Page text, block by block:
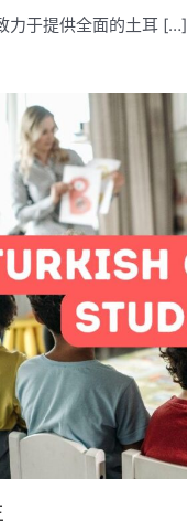
力于提供全面的土耳 […]